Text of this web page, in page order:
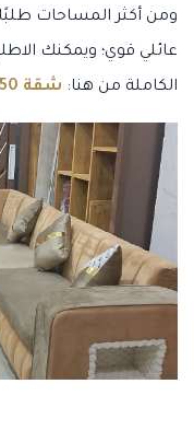
ومن أكثر المساحات طلبًا
الكاملة من هنا: شقة 150 متر للبيع بالمجاورة 11